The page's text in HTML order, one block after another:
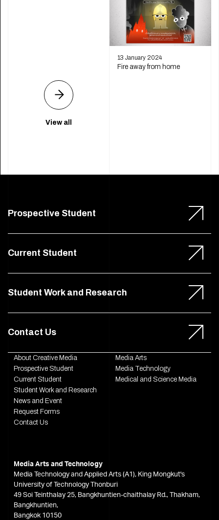
13 January 2024
Fire away from home
View all
Prospective Student
Current Student
Student Work and Research
Contact Us
About Creative Media
Prospective Student
Current Student
Student Work and Research
News and Event
Request Forms
Contact Us
Media Arts
Media Technology
Medical and Science Media
Media Arts and Technology
Media Technology and Applied Arts (A1), King Mongkut's
University of Technology Thonburi
49 Soi Teinthalay 25, Bangkhuntien-chaithalay Rd., Thakham,
Bangkhuntien,
Bangkok 10150